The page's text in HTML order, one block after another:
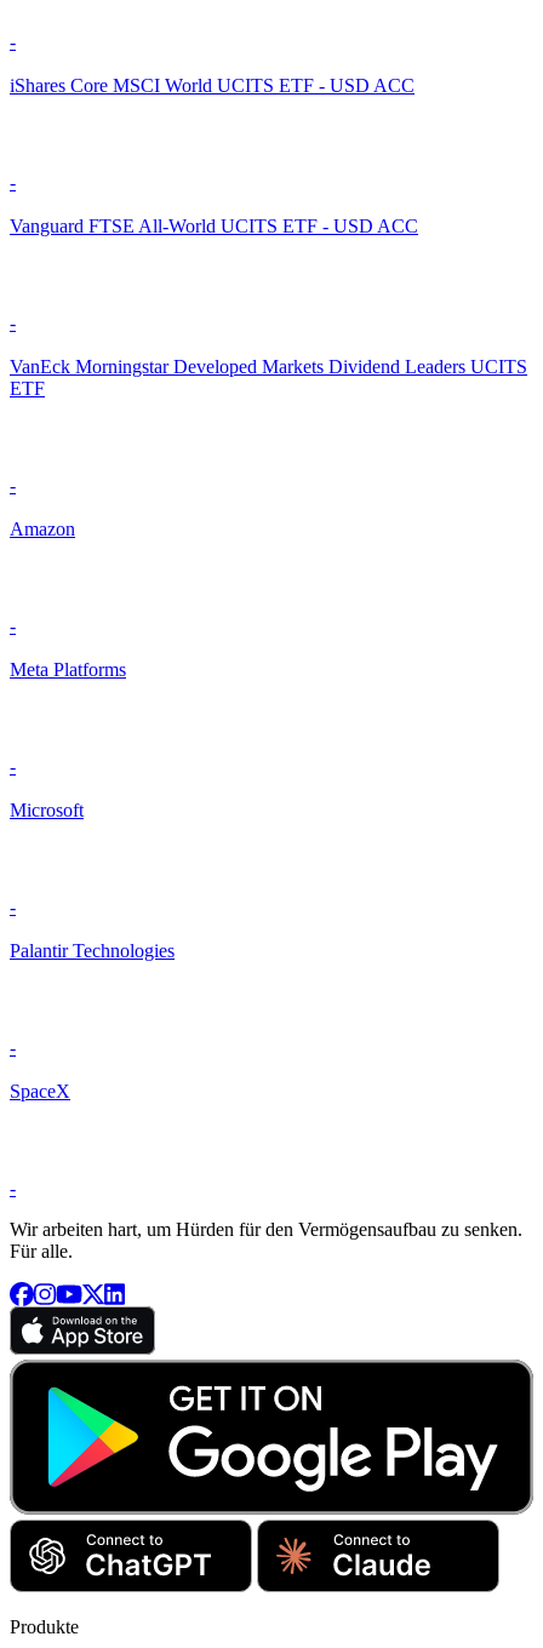
-
iShares Core MSCI World UCITS ETF - USD ACC
-
Vanguard FTSE All-World UCITS ETF - USD ACC
-
VanEck Morningstar Developed Markets Dividend Leaders UCITS
ETF
-
Amazon
-
Meta Platforms
-
Microsoft
-
Palantir Technologies
-
SpaceX
-
Wir arbeiten hart, um Hürden für den Vermögensaufbau zu senken.
Für alle.
Produkte